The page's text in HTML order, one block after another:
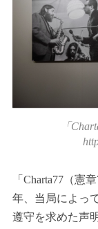
「
「Charta77（憲
年、当局によっ
遵守を求めた声